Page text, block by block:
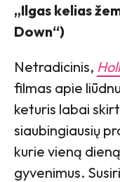
„Ilgas kelias
Down“)
Netradicinis,
filmas apie
keturis labai
siaubingiausių
kurie vieną
gyvenimus.